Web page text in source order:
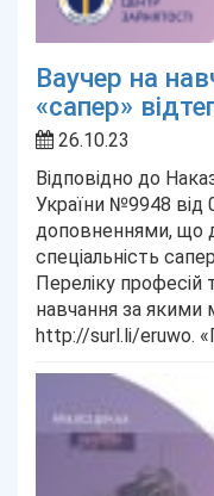
Ваучер на
«сапер»
26.10.23
Відповідно до
України №9948 від
доповненнями, що
спеціальність
Переліку професій
навчання за
http://surl.li/eruwo.